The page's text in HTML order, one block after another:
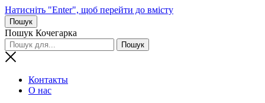
Натисніть "Enter", щоб перейти до вмісту
Пошук
Пошук Кочегарка
Контакты
О нас